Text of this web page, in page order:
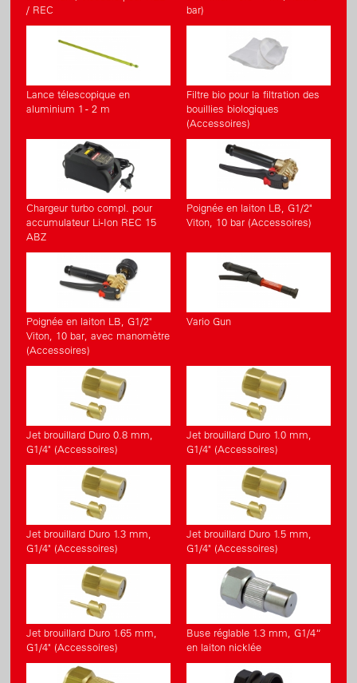
/ REC
bar)
Lance télescopique en
aluminium 1 - 2 m
Filtre bio pour la filtration des
bouillies biologiques
(Accessoires)
Chargeur turbo compl. pour
accumulateur Li-Ion REC 15
ABZ
Poignée en laiton LB, G1/2"
Viton, 10 bar (Accessoires)
Poignée en laiton LB, G1/2"
Viton, 10 bar, avec manomètre
(Accessoires)
Vario Gun
Jet brouillard Duro 0.8 mm,
G1/4" (Accessoires)
Jet brouillard Duro 1.0 mm,
G1/4" (Accessoires)
Jet brouillard Duro 1.3 mm,
G1/4" (Accessoires)
Jet brouillard Duro 1.5 mm,
G1/4" (Accessoires)
Jet brouillard Duro 1.65 mm,
G1/4" (Accessoires)
Buse réglable 1.3 mm, G1/4“
en laiton nicklée